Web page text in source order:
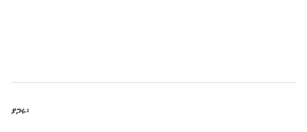
ያጋሩ፡